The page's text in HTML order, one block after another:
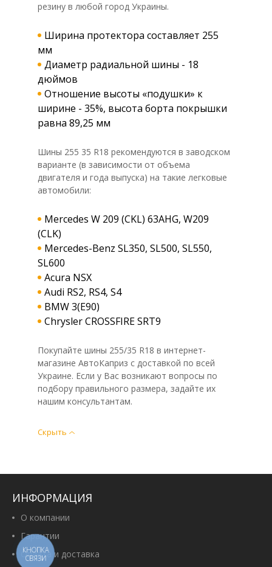
резину в любой город Украины.
Ширина протектора составляет 255
мм
Диаметр радиальной шины - 18
дюймов
Отношение высоты «подушки» к
ширине - 35%, высота борта покрышки
равна 89,25 мм
Шины 255 35 R18 рекомендуются в заводском
варианте (в зависимости от объема
двигателя и года выпуска) на такие легковые
автомобили:
Mercedes W 209 (CKL) 63AHG, W209
(CLK)
Mercedes-Benz SL350, SL500, SL550,
SL600
Acura NSX
Audi RS2, RS4, S4
BMW 3(E90)
Chrysler CROSSFIRE SRT9
Покупайте шины 255/35 R18 в интернет-
магазине АвтоКаприз с доставкой по всей
Украине. Если у Вас возникают вопросы по
подбору правильного размера, задайте их
нашим консультантам.
Скрыть
ИНФОРМАЦИЯ
О компании
Гарантии
Оплата и доставка
КНОПКА
СВЯЗИ